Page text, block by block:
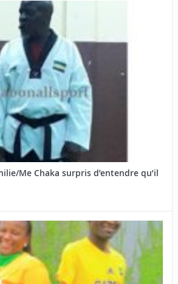
Me Chaka surpris d’entendre qu’il